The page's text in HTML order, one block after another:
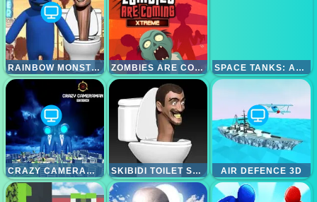
RAINBOW MONSTER VS SKIBIDI TOILET ZOMBIES ARE COMING XTREME SPACE TANKS: ARCADE
CRAZY CAMERAMAN SKIBIDI SKIBIDI TOILET SHOOT OUT AIR DEFENCE 3D